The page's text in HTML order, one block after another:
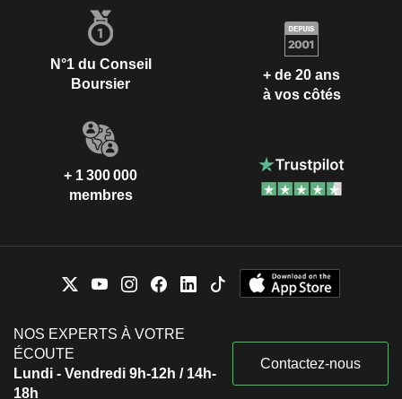
N°1 du Conseil
Boursier
+ de 20 ans
à vos côtés
+ 1 300 000
membres
NOS EXPERTS À VOTRE
ÉCOUTE
Lundi - Vendredi 9h-12h / 14h-
18h
Contactez-nous